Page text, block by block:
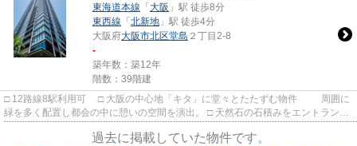
東海道本線 「 大阪 」駅 徒歩8分
東西線 「 北新地 」駅 徒歩4分
大阪府大阪市北区堂島 ２丁目2-8
-
築年数：築12年
階数：39階建
□ 12路線8駅利用可 □ 大阪の中心地「キタ」に堂々とたたずむ物件 周囲に
緑を多く配置し都会の中に憩いの空間を演出。 □ 天然石の石積みをエントランス
過去に掲載していた物件です。